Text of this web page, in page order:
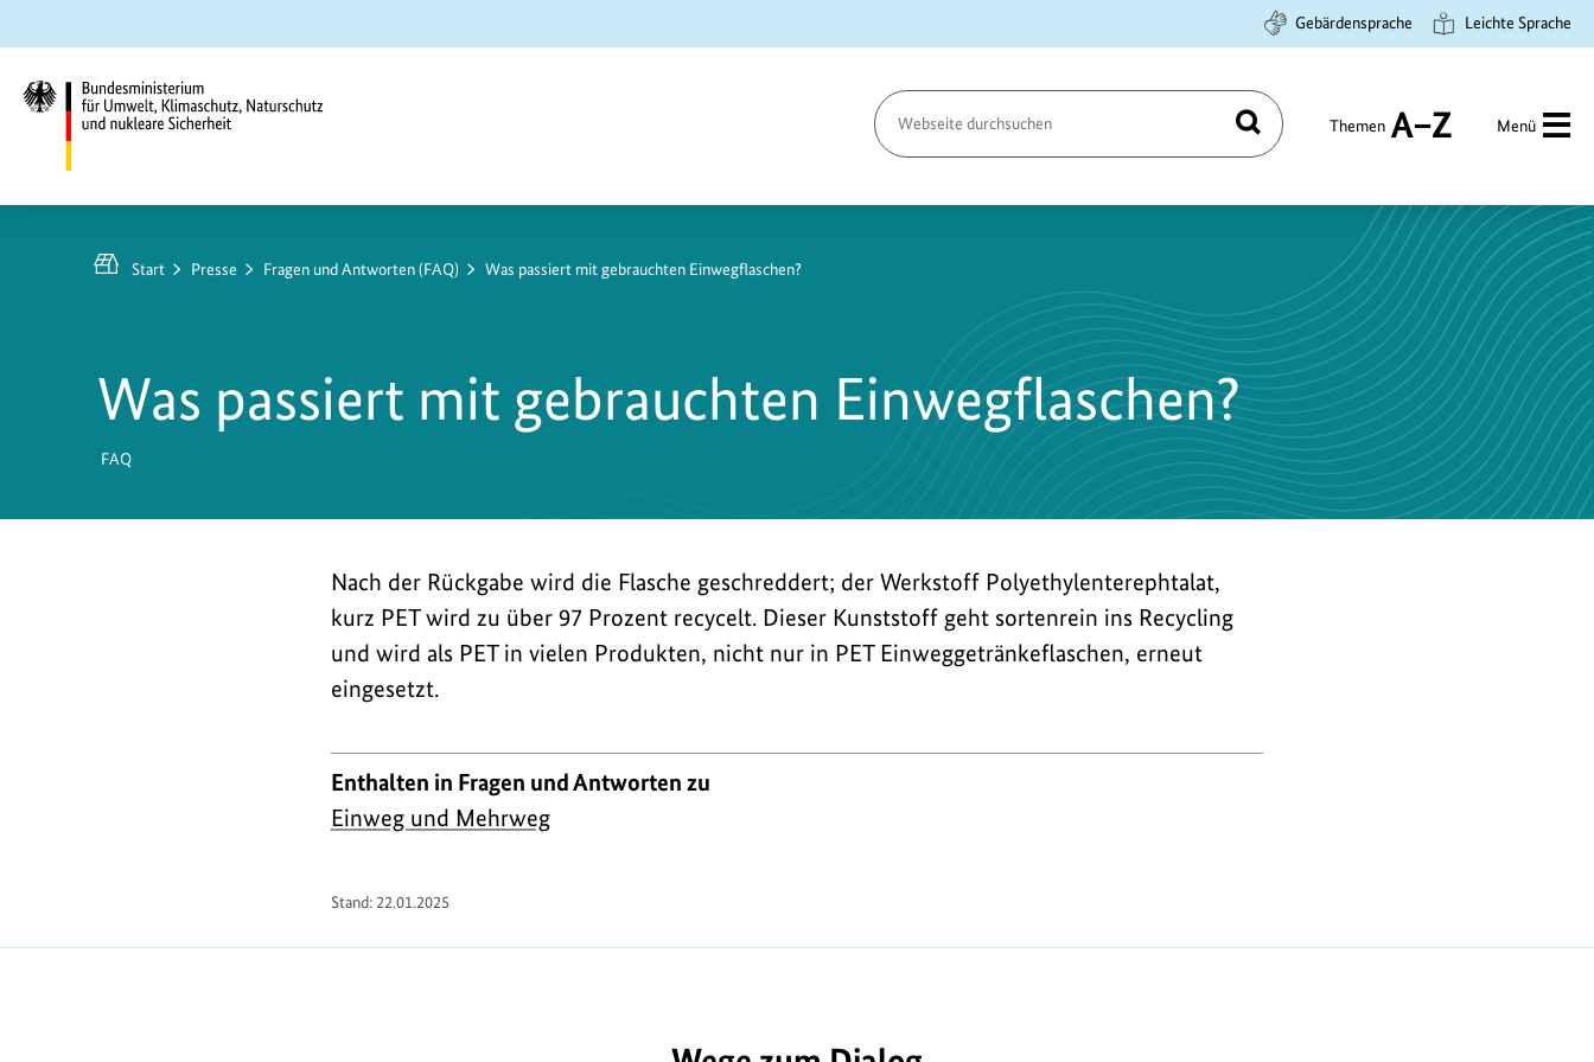
Hauptinhalt
springen
Suche
springen
Hauptnavigation
springen
Gebärdensprache Leichte Sprache
Umwelt,
Klimaschutz,
nukleare
Sicherheit
Seite
durchsuchen
Suchen Themen
A
Menü
Start Presse Fragen und Antworten (FAQ) Was passiert mit gebrauchten Einwegflaschen?
Was passiert mit gebrauchten Einwegflaschen?
FAQ
Nach der Rückgabe wird die Flasche geschreddert; der Werkstoff Polyethylenterephtalat,
kurz PET wird zu über 97 Prozent recycelt. Dieser Kunststoff geht sortenrein ins Recycling
und wird als PET in vielen Produkten, nicht nur in PET Einweggetränkeflaschen, erneut
eingesetzt.
Enthalten in Fragen und Antworten zu
Einweg und Mehrweg
Stand: 22.01.2025